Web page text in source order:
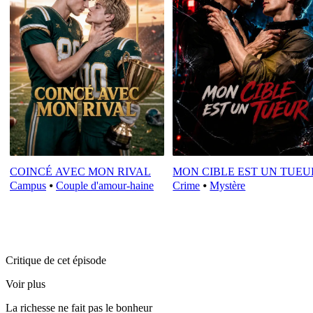
COINCÉ AVEC MON RIVAL
Campus ⦁ Couple d'amour-haine
MON CIBLE EST UN
Crime ⦁Mystère
Critique de cet épisode
Voir plus
La richesse ne fait pas le bonheur